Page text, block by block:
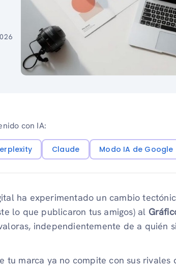
con IA:
Claude Modo IA de Google
ha experimentado un cambio
lo que publicaron tus amigos) al
independientemente de a quién
tu marca ya no compite con sus